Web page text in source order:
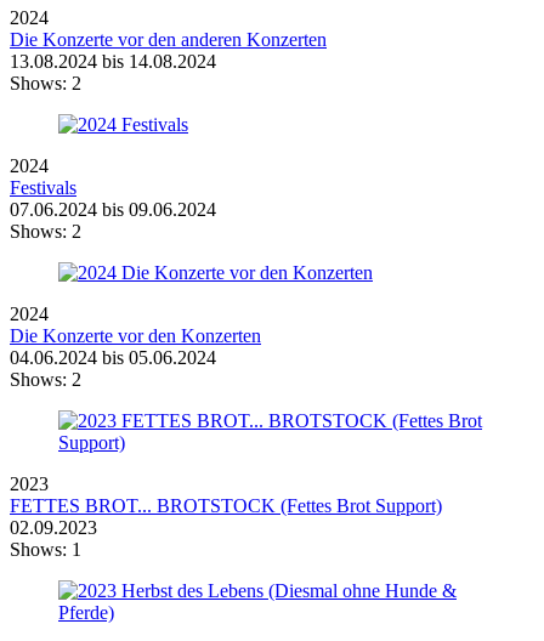
2024
Die Konzerte vor den anderen Konzerten
13.08.2024 bis 14.08.2024
Shows: 2
2024
Festivals
07.06.2024 bis 09.06.2024
Shows: 2
2024
Die Konzerte vor den Konzerten
04.06.2024 bis 05.06.2024
Shows: 2
2023
FETTES BROT... BROTSTOCK (Fettes Brot Support)
02.09.2023
Shows: 1